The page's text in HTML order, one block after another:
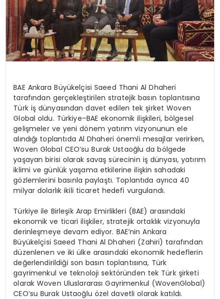
BAE Ankara Büyükelçisi Saeed Thani AlDhaheri
tarafından gerçekleştirilen stratejik basın toplantısına
Türk iş dünyasından davet edilen tek şirketWoven
Global oldu. Türkiye–BAE ekonomik ilişkileri, bölgesel
gelişmeler ve yeni dönem yatırım vizyonunun ele
alındığı toplantıda Al Dhaheri önemli mesajlar verirken,
Woven Global CEO’su Burak Ustaoğlu da bölgede
yaşayan birisi olarak savaş sürecinin iş dünyası, yatırım
iklimi ve günlük yaşama etkilerine ilişkin sahadaki
gözlemlerini basınla paylaştı. Toplantıda ayrıca 40
milyar dolarlık ikili ticaret hedefi vurgulandı.
Türkiye ile Birleşik Arap Emirlikleri (BAE) arasındaki
ekonomik ve ticari ilişkiler, stratejik ortaklık vizyonuyla
derinleşmeye devam ediyor. BAE’nin Ankara
Büyükelçisi Saeed Thani AlDhaheri (Zahiri) tarafından
düzenlenen ve iki ülke arasındaki ekonomik hedeflerin
değerlendirildiği son basın toplantısına, Türk
gayrimenkul ve teknoloji sektöründen tek Türk şirketi
olarakWoven Uluslararası Gayrimenkul (WovenGlobal)
CEO’su Burak Ustaoğlu özel davetli olarak katıldı.